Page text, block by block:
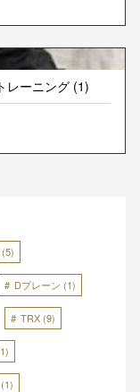
レーニング (1)
(5)
Dプレーン (1)
TRX (9)
(1)